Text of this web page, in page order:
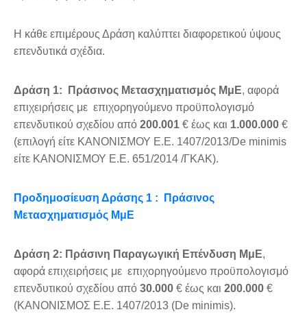
Η κάθε επιμέρους Δράση καλύπτει διαφορετικού ύψους
επενδυτικά σχέδια.
Δράση 1: Πράσινος Μετασχηματισμός ΜμΕ, αφορά
επιχειρήσεις με επιχορηγούμενο προϋπολογισμό
επενδυτικού σχεδίου από 200.001 € έως και 1.000.000 €
(επιλογή είτε ΚΑΝΟΝΙΣΜΟΥ Ε.Ε. 1407/2013/De minimis
είτε ΚΑΝΟΝΙΣΜΟΥ Ε.Ε. 651/2014 /ΓΚΑΚ).
Προδημοσίευση Δράσης 1 : Πράσινος
Μετασχηματισμός ΜμΕ
Δράση 2: Πράσινη Παραγωγική Επένδυση ΜμΕ,
αφορά επιχειρήσεις με επιχορηγούμενο προϋπολογισμό
επενδυτικού σχεδίου από 30.000 € έως και 200.000 €
(ΚΑΝΟΝΙΣΜΟΣ Ε.Ε. 1407/2013 (De minimis).